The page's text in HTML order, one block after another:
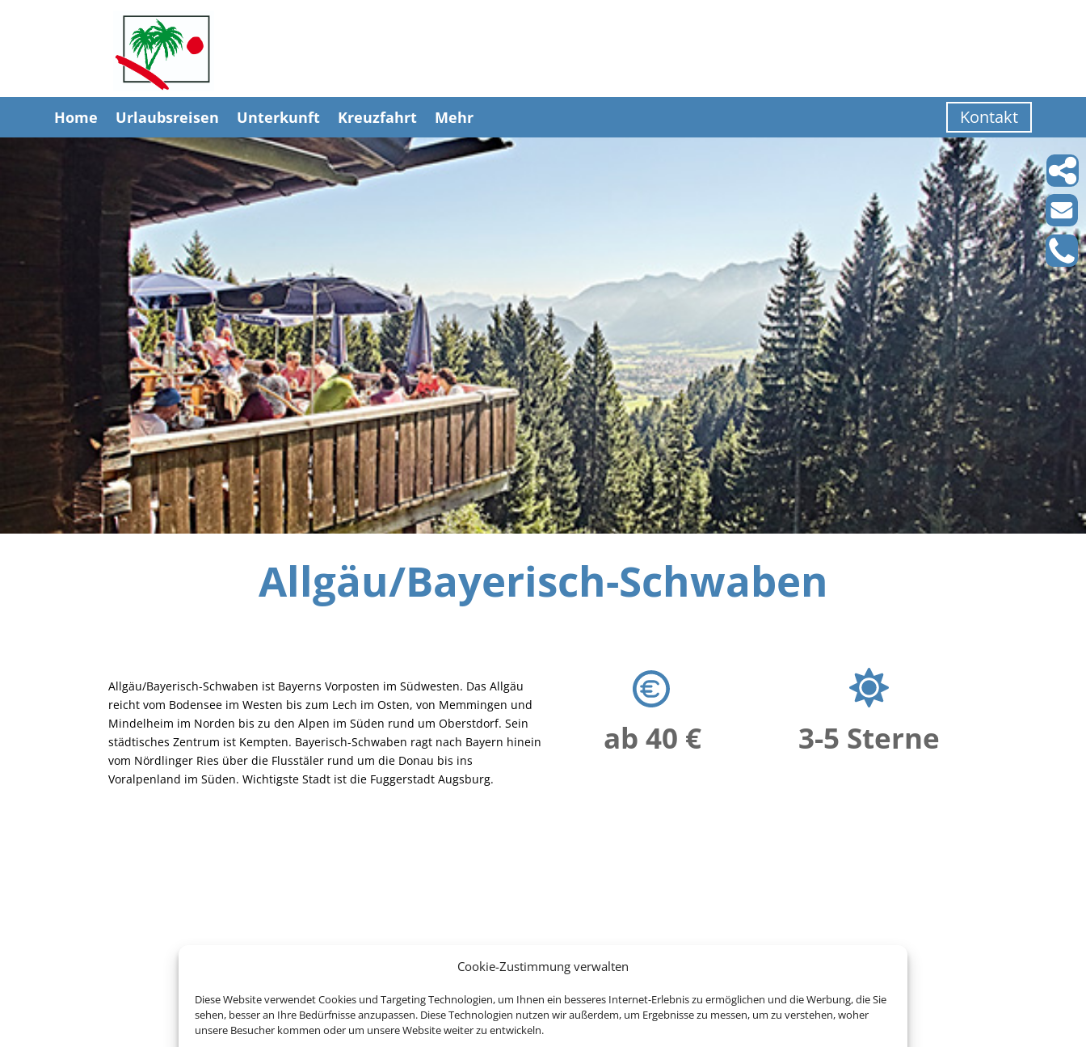
Cookie-Zustimmung verwalten
Diese Website verwendet Cookies und Targeting Technologien, um Ihnen ein besseres Internet-Erlebnis zu ermöglichen und die Werbung, die Sie
sehen, besser an Ihre Bedürfnisse anzupassen. Diese Technologien nutzen wir außerdem, um Ergebnisse zu messen, um zu verstehen, woher
unsere Besucher kommen oder um unsere Website weiter zu entwickeln.
Home Urlaubsreisen Unterkunft Kreuzfahrt Mehr Kontakt
Allgäu/Bayerisch-Schwaben
Allgäu/Bayerisch-Schwaben ist Bayerns Vorposten im Südwesten. Das Allgäu
reicht vom Bodensee im Westen bis zum Lech im Osten, von Memmingen und
Mindelheim im Norden bis zu den Alpen im Süden rund um Oberstdorf. Sein
städtisches Zentrum ist Kempten. Bayerisch-Schwaben ragt nach Bayern hinein
vom Nördlinger Ries über die Flusstäler rund um die Donau bis ins
Voralpenland im Süden. Wichtigste Stadt ist die Fuggerstadt Augsburg.
ab 40 € 3-5 Sterne